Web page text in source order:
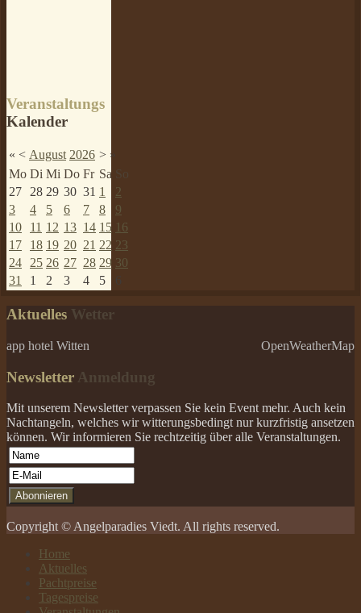
Veranstaltungs
Kalender
« < August 2026 > »
Mo Di Mi Do Fr Sa
27 28 29 30 31 1
2
3
4 5 6 7 8
9
10
11 12 13 14 15
16
17
18 19 20 21 22 23
24 25 26 27 28 29 30
31
1 2 3 4 5 6
Aktuelles Wetter
app hotel Witten OpenWeatherMap
Newsletter Anmeldung
Mit unserem Newsletter verpassen Sie kein Event mehr. Auch kein
Nachtangeln, welches wir witterungsbedingt nur kurzfristig ansetzen
können. Wir informieren Sie rechtzeitig über alle Veranstaltungen.
Copyright © Angelparadies Viedt. All rights reserved.
Home
Aktuelles
Pachtpreise
Tagespreise